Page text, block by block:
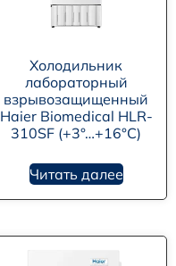
Холодильник
лабораторный
взрывозащищенный
Haier Biomedical HLR-
310SF (+3°…+16°C)
Читать далее